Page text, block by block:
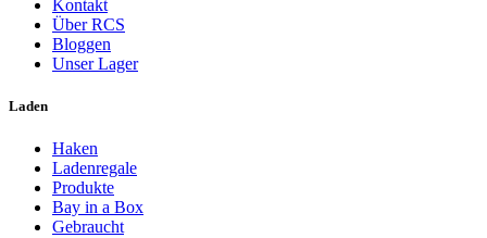
Kontakt
Über RCS
Bloggen
Unser Lager
Laden
Haken
Ladenregale
Produkte
Bay in a Box
Gebraucht